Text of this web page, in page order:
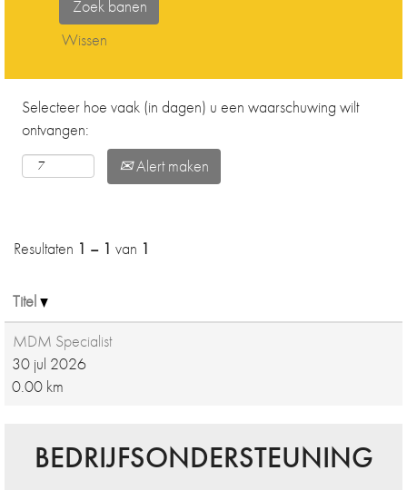
Wissen
Selecteer hoe vaak (in dagen) u een waarschuwing wilt
ontvangen:
Alert maken
Resultaten 1 – 1 van 1
Titel
MDM Specialist
30 jul 2026
0.00 km
BEDRIJFSONDERSTEUNING